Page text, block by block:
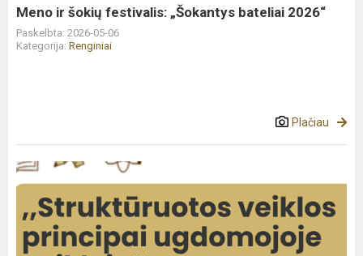
Meno ir šokių festivalis: „Šokantys bateliai 2026“
Paskelbta: 2026-05-06
Kategorija: Renginiai
Plačiau
Paskaita:
„Struktūruotos
veiklos
principai
ugdomojoje